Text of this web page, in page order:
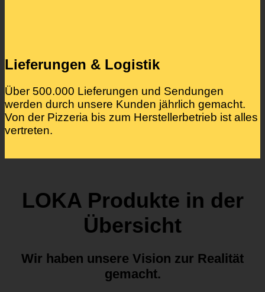
Lieferungen & Logistik
Über 500.000 Lieferungen und Sendungen
werden durch unsere Kunden jährlich gemacht.
Von der Pizzeria bis zum Herstellerbetrieb ist alles
vertreten.
LOKA Produkte in der
Übersicht
Wir haben unsere Vision zur Realität
gemacht.